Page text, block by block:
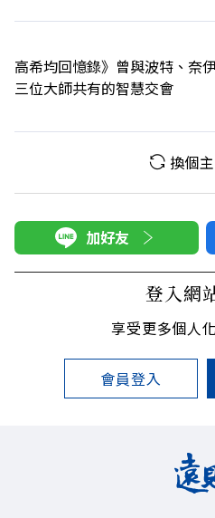
高希均回憶錄》曾與波特、奈
三位大師共有的智慧交會
換個
加好友
登入網
享受更多個人
會員登入